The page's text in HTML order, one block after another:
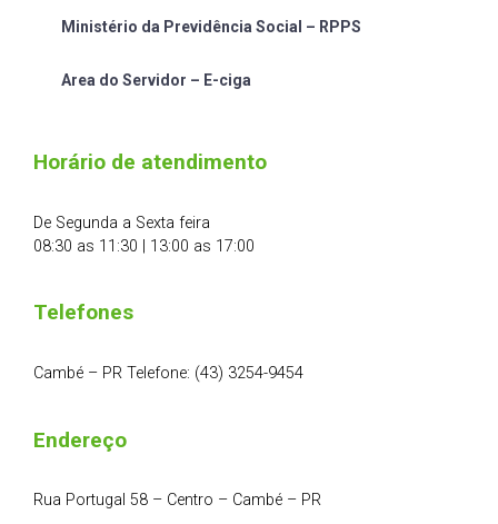
Ministério da Previdência Social – RPPS
Area do Servidor – E-ciga
Horário de atendimento
De Segunda a Sexta feira
08:30 as 11:30 | 13:00 as 17:00
Telefones
Cambé – PR Telefone: (43) 3254-9454
Endereço
Rua Portugal 58 – Centro – Cambé – PR